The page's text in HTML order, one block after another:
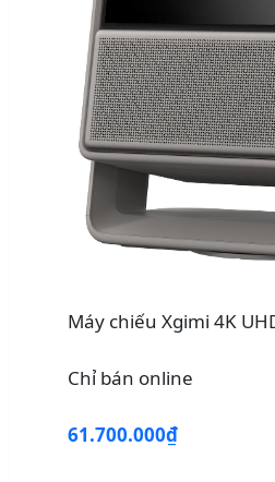
Máy chiếu Xgimi 4K
Chỉ bán online
61.700.000₫